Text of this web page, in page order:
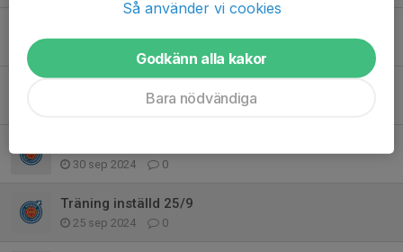
0
30 sep 2024 0
Träning inställd 25/9
25 sep 2024 0
Så använder vi cookies
Godkänn alla kakor
Bara nödvändiga